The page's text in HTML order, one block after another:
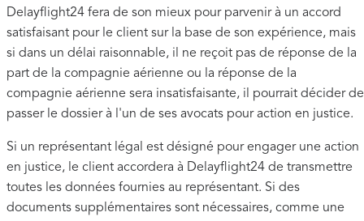
Delayflight24 fera de son mieux pour parvenir à un accord
satisfaisant pour le client sur la base de son expérience, mais
si dans un délai raisonnable, il ne reçoit pas de réponse de la
part de la compagnie aérienne ou la réponse de la
compagnie aérienne sera insatisfaisante, il pourrait décider de
passer le dossier à l'un de ses avocats pour action en justice.
Si un représentant légal est désigné pour engager une action
en justice, le client accordera à Delayflight24 de transmettre
toutes les données fournies au représentant. Si des
documents supplémentaires sont nécessaires, comme une